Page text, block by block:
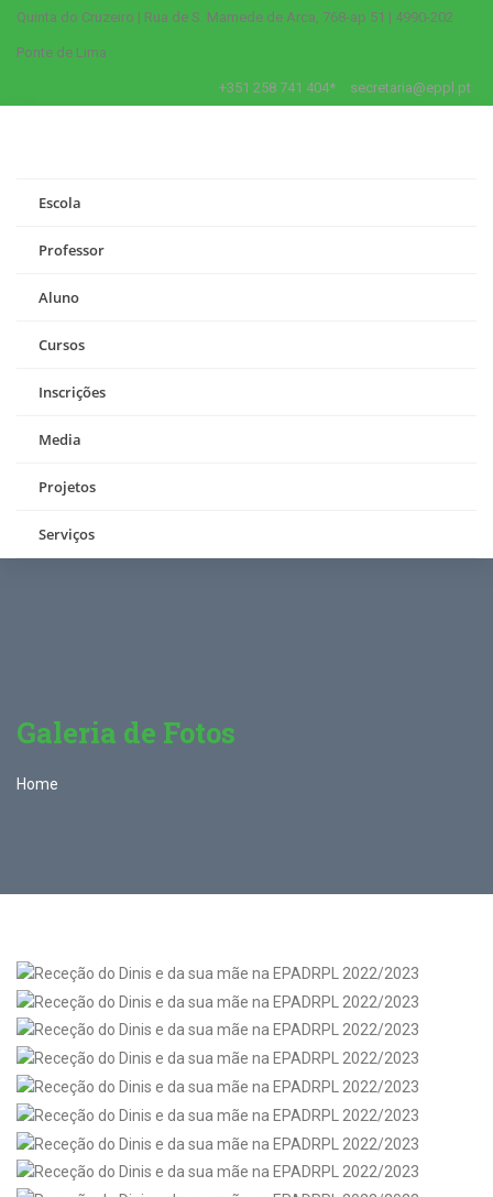
Quinta do Cruzeiro | Rua de S. Mamede de Arca, 768-ap 51 | 4990-202
Ponte de Lima
+351 258 741 404* secretaria@eppl.pt
Escola
Professor
Aluno
Cursos
Inscrições
Media
Projetos
Serviços
Galeria de Fotos
Home